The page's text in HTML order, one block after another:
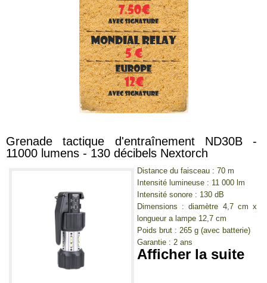
Grenade tactique d'entraînement ND30B -
11000 lumens - 130 décibels Nextorch
Distance du faisceau : 70 m
Intensité lumineuse : 11 000 lm
Intensité sonore : 130 dB
Dimensions : diamètre 4,7 cm x
longueur a lampe 12,7 cm
Poids brut : 265 g (avec batterie)
Garantie : 2 ans
Afficher la suite